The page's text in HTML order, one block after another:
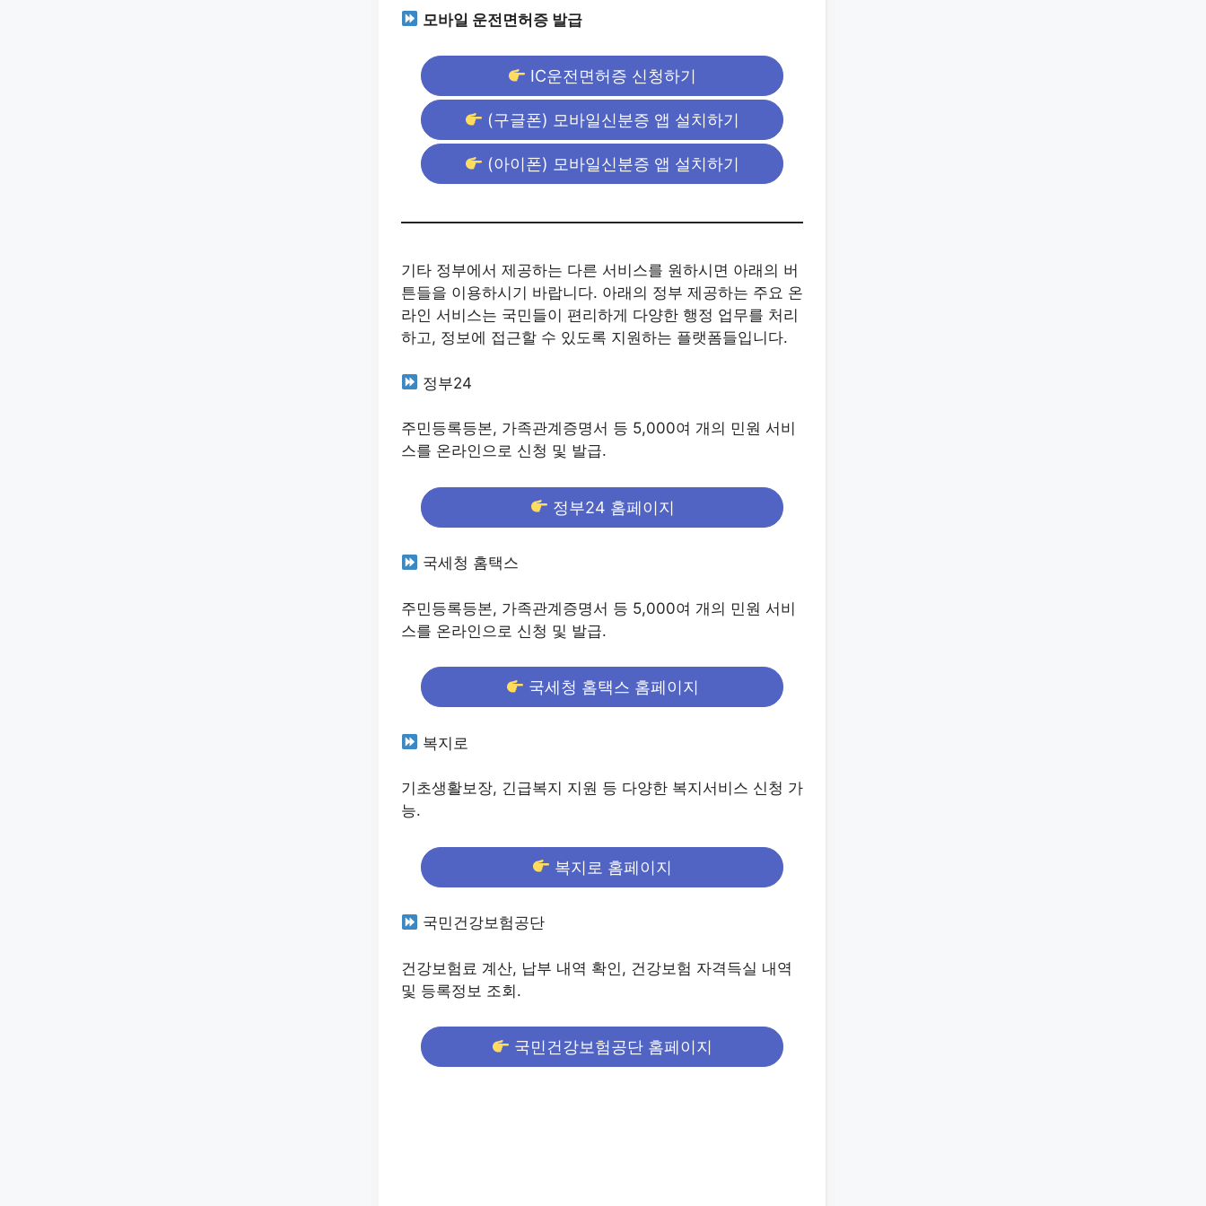
모바일 운전면허증 발급
IC운전면허증 신청하기
(구글폰) 모바일신분증 앱 설치하기
(아이폰) 모바일신분증 앱 설치하기
기타 정부에서 제공하는 다른 서비스를 원하시면 아래의 버
튼들을 이용하시기 바랍니다. 아래의 정부 제공하는 주요 온
라인 서비스는 국민들이 편리하게 다양한 행정 업무를 처리
하고, 정보에 접근할 수 있도록 지원하는 플랫폼들입니다.
정부24
주민등록등본, 가족관계증명서 등 5,000여 개의 민원 서비
스를 온라인으로 신청 및 발급.
정부24 홈페이지
국세청 홈택스
주민등록등본, 가족관계증명서 등 5,000여 개의 민원 서비
스를 온라인으로 신청 및 발급.
국세청 홈택스 홈페이지
복지로
기초생활보장, 긴급복지 지원 등 다양한 복지서비스 신청 가
능.
복지로 홈페이지
국민건강보험공단
건강보험료 계산, 납부 내역 확인, 건강보험 자격득실 내역
및 등록정보 조회.
국민건강보험공단 홈페이지